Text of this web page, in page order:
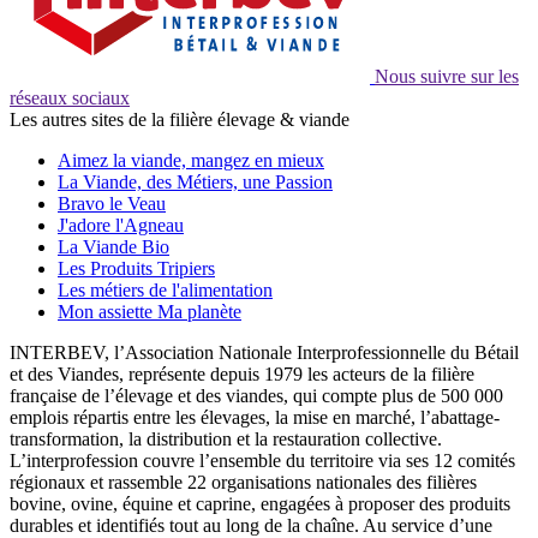
Nous suivre sur les
réseaux sociaux
Les autres sites de la filière élevage & viande
Aimez la viande, mangez en mieux
La Viande, des Métiers, une Passion
Bravo le Veau
J'adore l'Agneau
La Viande Bio
Les Produits Tripiers
Les métiers de l'alimentation
Mon assiette Ma planète
INTERBEV, l’Association Nationale Interprofessionnelle du Bétail
et des Viandes, représente depuis 1979 les acteurs de la filière
française de l’élevage et des viandes, qui compte plus de 500 000
emplois répartis entre les élevages, la mise en marché, l’abattage-
transformation, la distribution et la restauration collective.
L’interprofession couvre l’ensemble du territoire via ses 12 comités
régionaux et rassemble 22 organisations nationales des filières
bovine, ovine, équine et caprine, engagées à proposer des produits
durables et identifiés tout au long de la chaîne. Au service d’une